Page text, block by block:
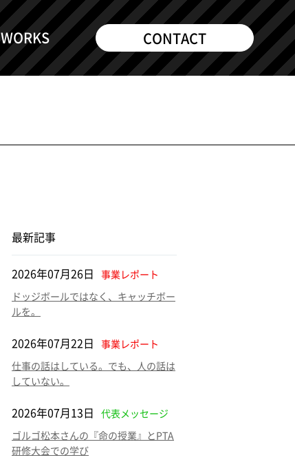
WORKS CONTACT
最新記事
2026年07月26日 事業レポート
ドッジボールではなく、キャッチボー
ルを。
2026年07月22日 事業レポート
仕事の話はしている。でも、人の話は
していない。
2026年07月13日 代表メッセージ
ゴルゴ松本さんの『命の授業』とPTA
研修大会での学び